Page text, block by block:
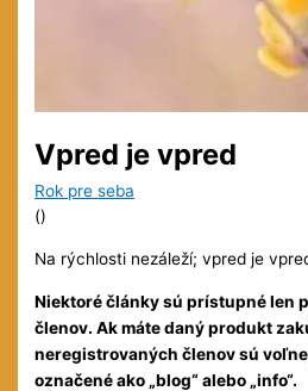
Vpred je vpred
Rok pre seba
()
Na rýchlosti nezáleží; vpred je
Niektoré články sú prístupné len
členov. Ak máte daný produkt
neregistrovaných členov sú
označené ako „blog“ alebo „info“.